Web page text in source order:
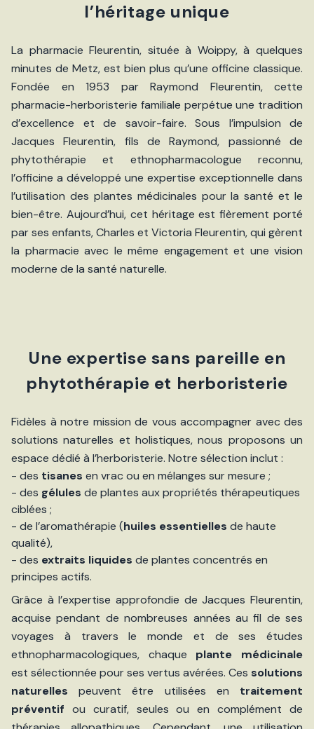
l’héritage unique
La pharmacie Fleurentin, située à Woippy, à quelques
minutes de Metz, est bien plus qu’une officine classique.
Fondée en 1953 par Raymond Fleurentin, cette
pharmacie-herboristerie familiale perpétue une tradition
d’excellence et de savoir-faire. Sous l’impulsion de
Jacques Fleurentin, fils de Raymond, passionné de
phytothérapie et ethnopharmacologue reconnu,
l’officine a développé une expertise exceptionnelle dans
l’utilisation des plantes médicinales pour la santé et le
bien-être. Aujourd’hui, cet héritage est fièrement porté
par ses enfants, Charles et Victoria Fleurentin, qui gèrent
la pharmacie avec le même engagement et une vision
moderne de la santé naturelle.
Une expertise sans pareille en
phytothérapie et herboristerie
Fidèles à notre mission de vous accompagner avec des
solutions naturelles et holistiques, nous proposons un
espace dédié à l’herboristerie. Notre sélection inclut :
- des tisanes en vrac ou en mélanges sur mesure ;
- des gélules de plantes aux propriétés thérapeutiques
ciblées ;
- de l’aromathérapie (huiles essentielles de haute
qualité),
- des extraits liquides de plantes concentrés en
principes actifs.
Grâce à l’expertise approfondie de Jacques Fleurentin,
acquise pendant de nombreuses années au fil de ses
voyages à travers le monde et de ses études
ethnopharmacologiques, chaque plante médicinale
est sélectionnée pour ses vertus avérées. Ces solutions
naturelles peuvent être utilisées en traitement
préventif ou curatif, seules ou en complément de